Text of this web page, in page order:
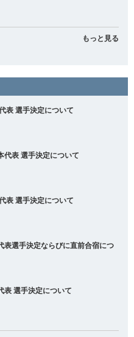
もっと見る
表 選手決定について
代表 選手決定について
表 選手決定について
表選手決定ならびに直前合宿につ
表 選手決定について